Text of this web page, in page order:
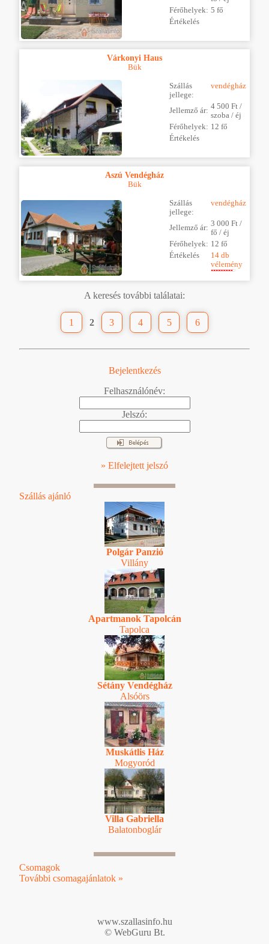
Férőhelyek: 5 fő
Értékelés
Várkonyi Haus
Bük
Szállás
jellege:
vendégház
Jellemző ár: 4 500 Ft /
szoba / éj
Férőhelyek: 12 fő
Értékelés
Aszú Vendégház
Bük
Szállás
jellege:
vendégház
Jellemző ár: 3 000 Ft /
fő / éj
Férőhelyek: 12 fő
Értékelés
14 db
vélemény
A keresés további találatai:
1 2 3 4 5 6
Bejelentkezés
Felhasználónév:
Jelszó:
» Elfelejtett jelszó
Szállás ajánló
Polgár Panzió
Villány
Apartmanok Tapolcán
Tapolca
Sétány Vendégház
Alsóörs
Muskátlis Ház
Mogyoród
Villa Gabriella
Balatonboglár
Csomagok
További csomagajánlatok »
www.szallasinfo.hu
© WebGuru Bt.